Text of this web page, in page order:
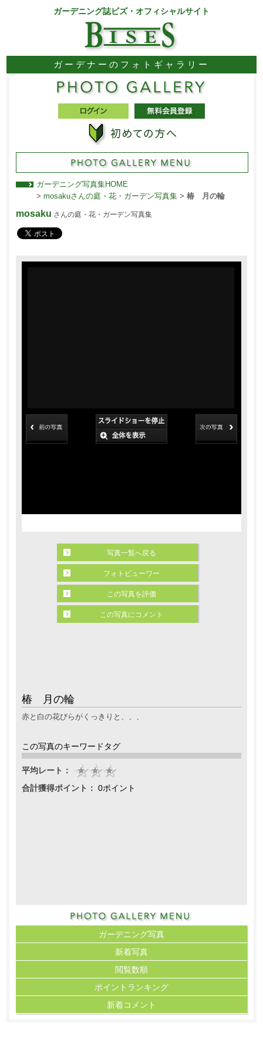
ガーデニング誌ビズ・オフィシャルサイト
ガーデナーのフォトギャラリー
ガーデニング写真集HOME
> mosakuさんの庭・花・ガーデン写真集> 椿 月の輪
mosaku さんの庭・花・ガーデン写真集
椿 月の輪
赤と白の花びらがくっきりと、、、
この写真のキーワードタグ
平均レート：
合計獲得ポイント： 0ポイント
写真一覧へ戻る
フォトビューワー
この写真を評価
この写真にコメント
ガーデニング写真
新着写真
閲覧数順
ポイント ランキング
新着コメント